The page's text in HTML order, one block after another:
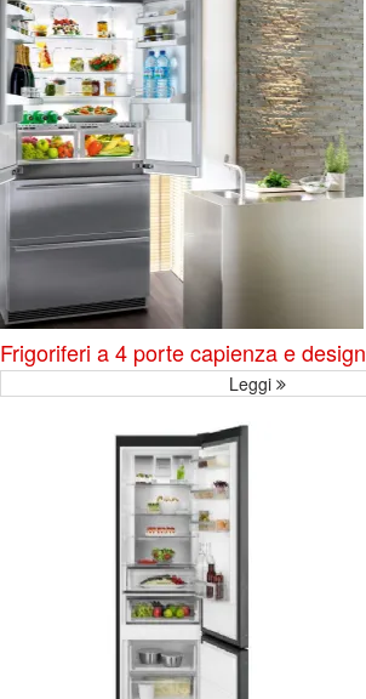
Frigoriferi a 4 porte capienza e design
Leggi